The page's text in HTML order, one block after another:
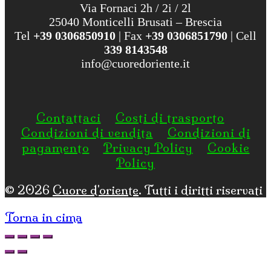
Via Fornaci 2h / 2i / 2l
25040 Monticelli Brusati – Brescia
Tel +39 0306850910 | Fax +39 0306851790 | Cell
339 8143548
info@cuoredoriente.it
Contattaci
Costi di trasporto
Condizioni di vendita
Condizioni di
pagamento
Privacy Policy
Cookie
Policy
© 2026 Cuore d'oriente. Tutti i diritti riservati
Torna in cima